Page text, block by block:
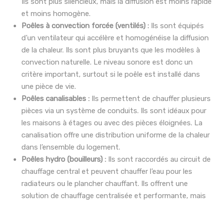
et moins homogène.
Poêles à convection forcée (ventilés) :
Ils sont équipés
d’un ventilateur qui accélère et homogénéise la diffusion
de la chaleur. Ils sont plus bruyants que les modèles à
convection naturelle. Le niveau sonore est donc un
critère important, surtout si le poêle est installé dans
une pièce de vie.
Poêles canalisables :
Ils permettent de chauffer plusieurs
pièces via un système de conduits. Ils sont idéaux pour
les maisons à étages ou avec des pièces éloignées. La
canalisation offre une distribution uniforme de la chaleur
dans l’ensemble du logement.
Poêles hydro (bouilleurs) :
Ils sont raccordés au circuit de
chauffage central et peuvent chauffer l’eau pour les
radiateurs ou le plancher chauffant. Ils offrent une
solution de chauffage centralisée et performante, mais